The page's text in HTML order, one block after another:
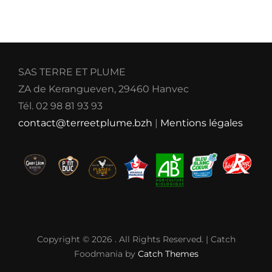
SAS TERRE ET PLUME
ZA de Kerangueven, 29460 Hanvec
Tél. 02 98 81 93 93
contact@terreetplume.bzh | Mentions légales
Copyright © 2026 . All Rights Reserved. | Catch
Foodmania by Catch Themes